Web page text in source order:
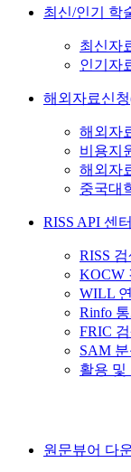
최신/인기 학
최신자
인기자
해외자료신
해외자
비용지
해외자
중국대
RISS API 센터
RISS
KOCW
WILL
Rinfo
FRIC
SAM
활용 및
원문뷰어 다